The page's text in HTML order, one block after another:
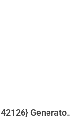
Generator